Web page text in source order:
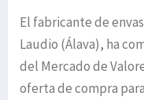
El fabricante de
Laudio (Álava), ha
del Mercado de
oferta de compra